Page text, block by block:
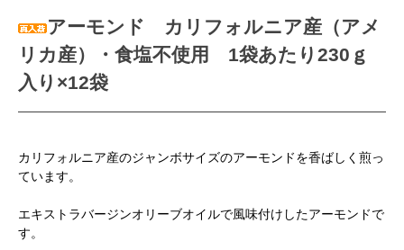
アーモンド カリフォルニア産（アメ
リカ産）・食塩不使用 1袋あたり230ｇ
入り×12袋
カリフォルニア産のジャンボサイズのアーモンドを香ばしく煎っ
ています。
エキストラバージンオリーブオイルで風味付けしたアーモンドで
す。